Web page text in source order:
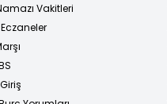
Vakitleri